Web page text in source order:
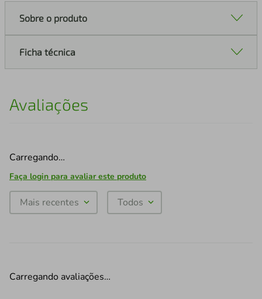
Sobre o produto
Ficha técnica
Avaliações
Carregando…
Faça login para avaliar este produto
Mais recentes Todos
Carregando avaliações…